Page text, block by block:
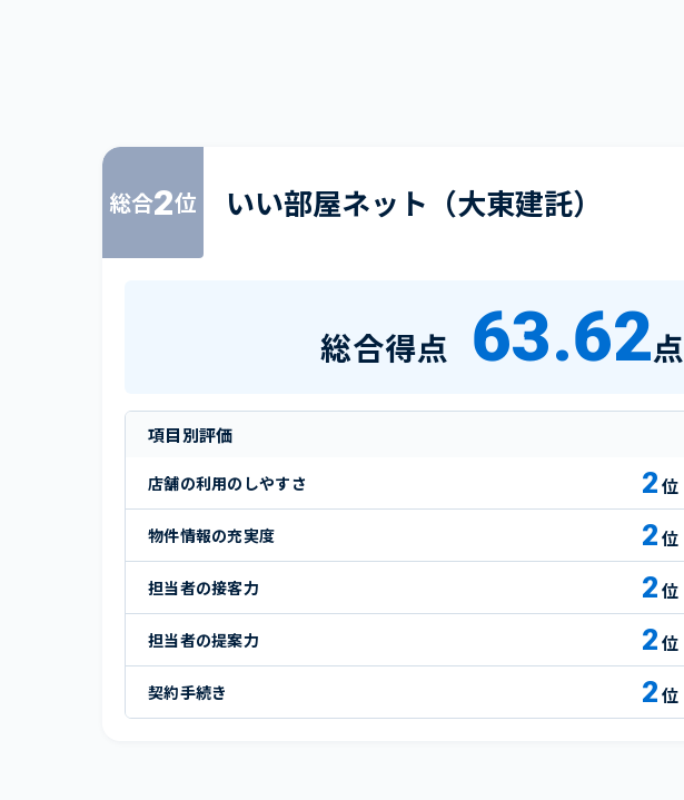
総合2位 いい部屋ネット（大東建託）
総合得点 63.62点
項目別評価
店舗の利用のしやすさ 2
物件情報の充実度 2
担当者の接客力 2
担当者の提案力 2
契約手続き 2